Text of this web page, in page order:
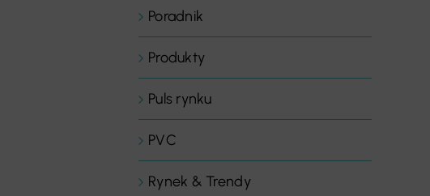
Poradnik
Produkty
Puls rynku
PVC
Rynek & Trendy